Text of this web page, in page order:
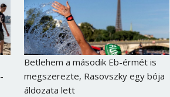
Betlehem a második Eb-érmét is
megszerezte, Rasovszky egy bója
áldozata lett
Mégse